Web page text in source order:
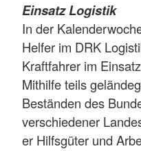
Einsatz Logistik
In der
Helfer im DRK
Kraftfahrer im
Mithilfe teils
Beständen des
verschiedener
er Hilfsgüter und